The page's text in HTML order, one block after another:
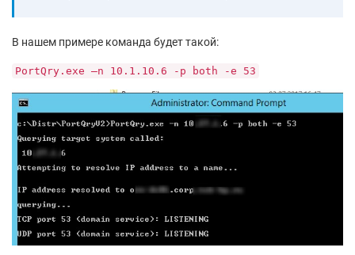
В нашем примере команда будет такой:
PortQry.exe –n 10.1.10.6 -p both -e 53